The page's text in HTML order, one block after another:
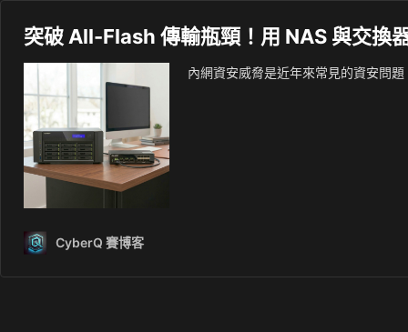
突破 All-Flash 傳輸瓶頸！用 NAS 與交換
內網資安威脅是近年來常見的資安問
CyberQ 賽博客